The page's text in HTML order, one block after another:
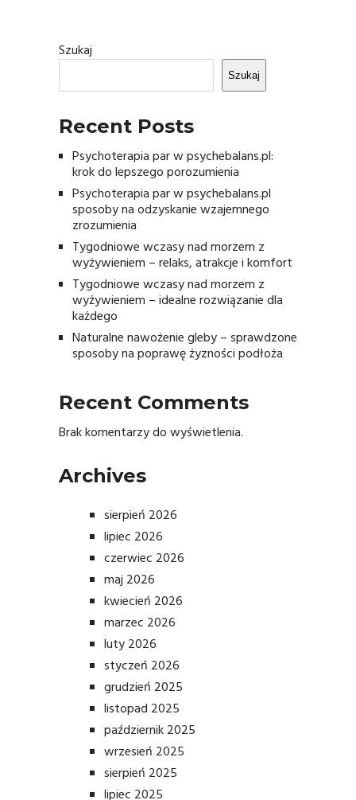
Szukaj
Szukaj
Recent Posts
Psychoterapia par w psychebalans.pl:
krok do lepszego porozumienia
Psychoterapia par w psychebalans.pl
sposoby na odzyskanie wzajemnego
zrozumienia
Tygodniowe wczasy nad morzem z
wyżywieniem – relaks, atrakcje i komfort
Tygodniowe wczasy nad morzem z
wyżywieniem – idealne rozwiązanie dla
każdego
Naturalne nawożenie gleby – sprawdzone
sposoby na poprawę żyzności podłoża
Recent Comments
Brak komentarzy do wyświetlenia.
Archives
sierpień 2026
lipiec 2026
czerwiec 2026
maj 2026
kwiecień 2026
marzec 2026
luty 2026
styczeń 2026
grudzień 2025
listopad 2025
październik 2025
wrzesień 2025
sierpień 2025
lipiec 2025